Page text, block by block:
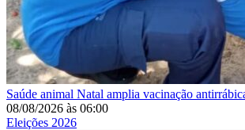
Saúde animal Natal amplia vacinação
08/08/2026 às 06:00
Eleições 2026